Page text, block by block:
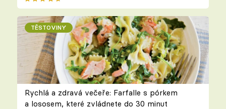
TĚSTOVINY
Rychlá a zdravá večeře: Farfalle s pórkem
a lososem, které zvládnete do 30 minut